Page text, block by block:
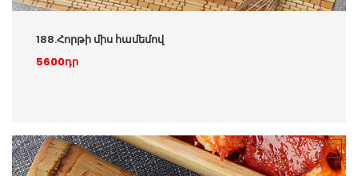
188.Հորթի միս համեմով
5600դր